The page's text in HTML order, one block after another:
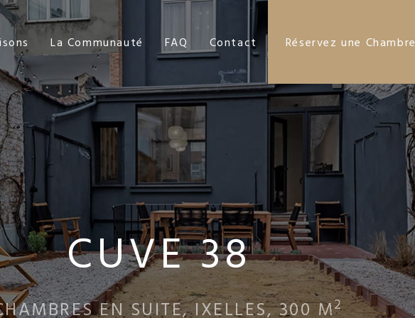
La Communauté FAQ Contact Réservez une Chambre
CUVE 38
EN SUITE, IXELLES, 300 M2